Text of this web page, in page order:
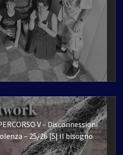
V – Disconnessioni
– 25/26 |5| Il bisogno